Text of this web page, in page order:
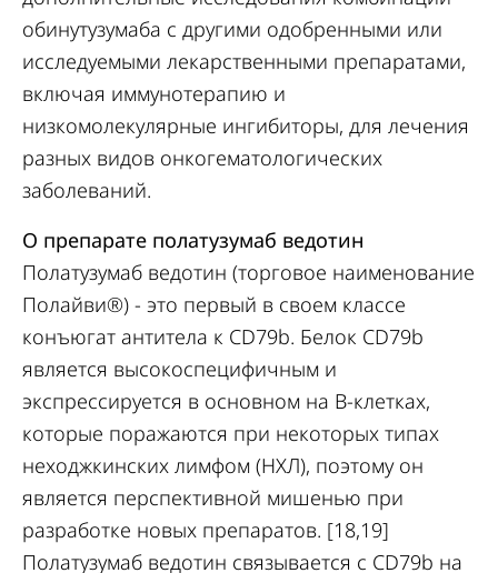
обинутузумаба с другими одобренными или
исследуемыми лекарственными препаратами,
включая иммунотерапию и
низкомолекулярные ингибиторы, для лечения
разных видов онкогематологических
заболеваний.
О препарате полатузумаб ведотин
Полатузумаб ведотин (торговое наименование
Полайви®) - это первый в своем классе
конъюгат антитела к CD79b. Белок CD79b
является высокоспецифичным и
экспрессируется в основном на B-клетках,
которые поражаются при некоторых типах
неходжкинских лимфом (НХЛ), поэтому он
является перспективной мишенью при
разработке новых препаратов. [18,19]
Полатузумаб ведотин связывается с CD79b на